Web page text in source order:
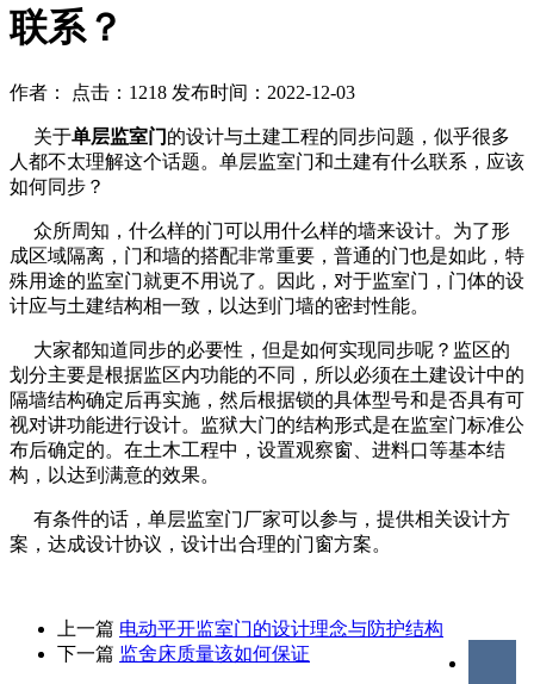
联系？
作者： 点击：1218 发布时间：2022-12-03
关于单层监室门 的设计与土建工程的同步问题，似乎很多
人都不太理解这个话题。单层监室门和土建有什么联系，应该
如何同步？
众所周知，什么样的门可以用什么样的墙来设计。为了形
成区域隔离，门和墙的搭配非常重要，普通的门也是如此，特
殊用途的监室门就更不用说了。因此，对于监室门，门体的设
计应与土建结构相一致，以达到门墙的密封性能。
大家都知道同步的必要性，但是如何实现同步呢？监区的
划分主要是根据监区内功能的不同，所以必须在土建设计中的
隔墙结构确定后再实施，然后根据锁的具体型号和是否具有可
视对讲功能进行设计。监狱大门的结构形式是在监室门标准公
布后确定的。在土木工程中，设置观察窗、进料口等基本结
构，以达到满意的效果。
有条件的话，单层监室门厂家可以参与，提供相关设计方
案，达成设计协议，设计出合理的门窗方案。
上一篇 电动平开监室门的设计理念与防护结构
下一篇 监舍床质量该如何保证